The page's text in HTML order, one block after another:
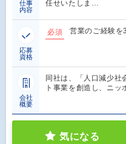
仕事
内容
任せいたしま…
応募
資格
必須 営業のご経験を
会社
概要
同社は、「人口減少社
ト事業を創造し、ニッ
気になる